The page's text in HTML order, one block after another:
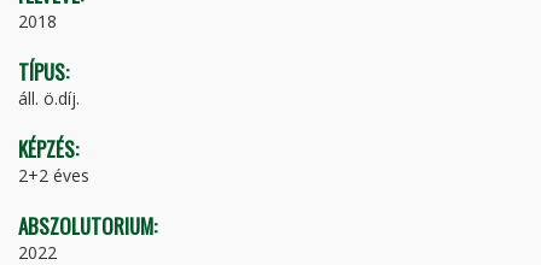
2018
TÍPUS:
áll. ö.díj.
KÉPZÉS:
2+2 éves
ABSZOLUTORIUM:
2022